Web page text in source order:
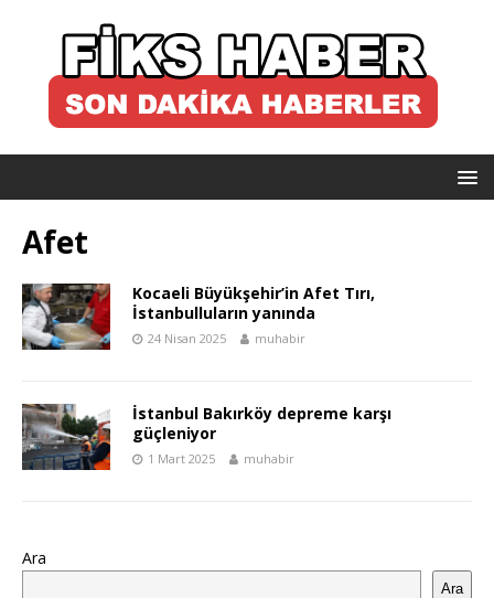
Afet
Kocaeli Büyükşehir’in Afet Tırı,
İstanbulluların yanında
24 Nisan 2025 muhabir
İstanbul Bakırköy depreme karşı
güçleniyor
1 Mart 2025 muhabir
Ara
Ara